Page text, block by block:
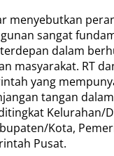
a
n
B
a
n
t
u
a
n
T
r
menyebutkan
sangat
dalam
masyarakat. RT
yang
tangan
Kelurahan/
Kota,
Pusat.